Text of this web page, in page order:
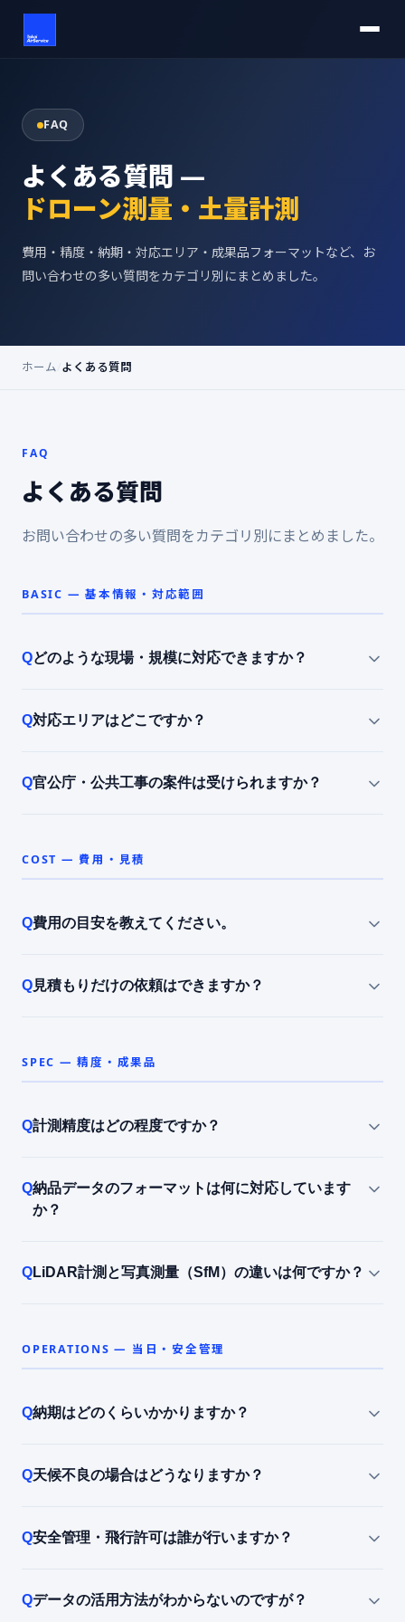
FAQ
よくある質問 —
ドローン測量・土量計測
費用・精度・納期・対応エリア・成果品フォーマットなど、お
問い合わせの多い質問をカテゴリ別にまとめました。
ホーム よくある質問
FAQ
よくある質問
お問い合わせの多い質問をカテゴリ別にまとめました。
BASIC — 基本情報・対応範囲
どのような現場・規模に対応できますか？
対応エリアはどこですか？
官公庁・公共工事の案件は受けられますか？
COST — 費用・見積
費用の目安を教えてください。
見積もりだけの依頼はできますか？
SPEC — 精度・成果品
計測精度はどの程度ですか？
納品データのフォーマットは何に対応しています
か？
LiDAR計測と写真測量（SfM）の違いは何ですか？
OPERATIONS — 当日・安全管理
納期はどのくらいかかりますか？
天候不良の場合はどうなりますか？
安全管理・飛行許可は誰が行いますか？
データの活用方法がわからないのですが？